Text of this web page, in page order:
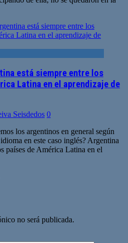
está siempre entre los
Latina en el aprendizaje de
Seisdedos 0
los argentinos en general según
en este caso inglés? Argentina
países de América Latina en el
no será publicada.